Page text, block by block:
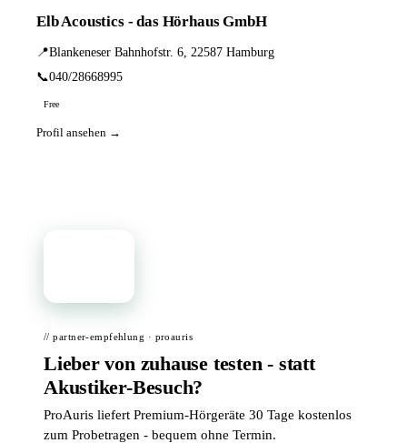
Elb Acoustics - das Hörhaus GmbH
📍Blankeneser Bahnhofstr. 6, 22587 Hamburg
📞040/28668995
Free
Profil ansehen →
// partner-empfehlung · proauris
Lieber von zuhause testen - statt
Akustiker-Besuch?
ProAuris liefert Premium-Hörgeräte 30 Tage kostenlos
zum Probetragen - bequem ohne Termin.